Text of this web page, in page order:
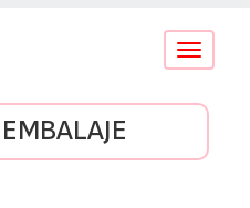
Conmutar